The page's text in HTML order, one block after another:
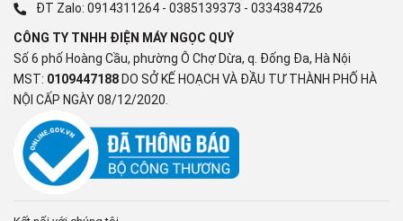
ĐT Zalo: 0914311264 - 0385139373 - 0334384726
CÔNG TY TNHH ĐIỆN MÁY NGỌC QUÝ
Số 6 phố Hoàng Cầu, phường Ô Chợ Dừa, q. Đống Đa, Hà Nội
MST: 0109447188 DO SỞ KẾ HOẠCH VÀ ĐẦU TƯ THÀNH PHỐ HÀ
NỘI CẤP NGÀY 08/12/2020.